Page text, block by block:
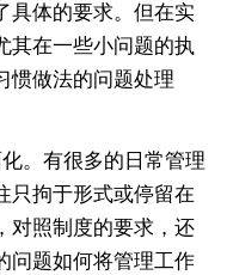
具体的要求。但在实
其在一些小问题的执
惯做法的问题处理
。有很多的日常管理
只拘于形式或停留在
对照制度的要求，还
问题如何将管理工作